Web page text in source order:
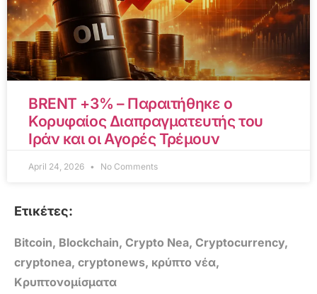
BRENT +3% – Παραιτήθηκε ο
Κορυφαίος Διαπραγματευτής του
Ιράν και οι Αγορές Τρέμουν
April 24, 2026 No Comments
Ετικέτες:
Bitcoin, Blockchain, Crypto Nea, Cryptocurrency,
cryptonea, cryptonews, κρύπτο νέα,
Κρυπτονομίσματα